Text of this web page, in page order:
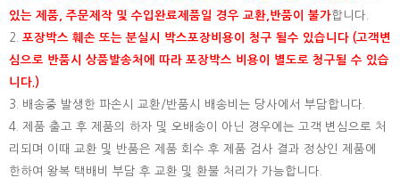
있는 제품, 주문제작 및 수입완료제품일 경우 교환,반품이 불가합니다.
2. 포장박스 훼손 또는 분실시 박스포장비용이 청구 될수 있습니다 (고객변
심으로 반품시 상품발송처에 따라 포장박스 비용이 별도로 청구될 수 있습
니다.)
3. 배송중 발생한 파손시 교환/반품시 배송비는 당사에서 부담합니다.
4. 제품 출고 후 제품의 하자 및 오배송이 아닌 경우에는 고객 변심으로 처
리되며 이때 교환 및 반품은 제품 회수 후 제품 검사 결과 정상인 제품에
한하여 왕복 택배비 부담 후 교환 및 환불 처리가 가능합니다.